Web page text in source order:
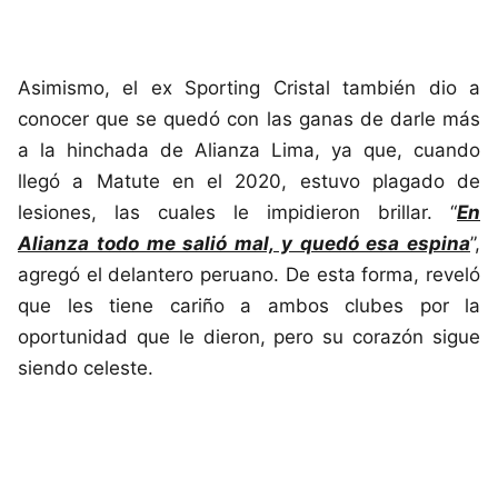
Asimismo, el ex Sporting Cristal también dio a
conocer que se quedó con las ganas de darle más
a la hinchada de Alianza Lima, ya que, cuando
llegó a Matute en el 2020, estuvo plagado de
lesiones, las cuales le impidieron brillar. “En
Alianza todo me salió mal, y quedó esa espina”,
agregó el delantero peruano. De esta forma, reveló
que les tiene cariño a ambos clubes por la
oportunidad que le dieron, pero su corazón sigue
siendo celeste.